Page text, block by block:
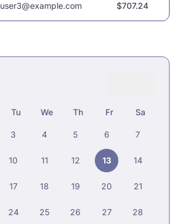
user3@example.com $707.24
Tu We Th Fr Sa
3 4 5 6 7
10 11 12 13 14
17 18 19 20 21
24 25 26 27 28